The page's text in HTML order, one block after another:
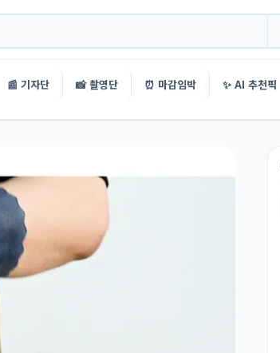
📰 기자단 📸 촬영단 ⏰ 마감임박 ✨ AI 추천픽